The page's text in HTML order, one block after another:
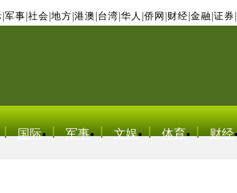
军事 社会 地方 港澳 台湾 华人 侨网 财经 金融 证券
国际 军事 文娱 体育 财经